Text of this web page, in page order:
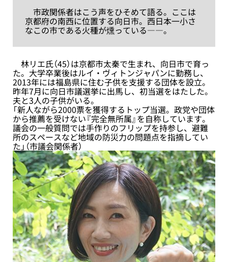
市政関係者はこう声をひそめて語る。ここは
京都府の南西に位置する向日市。西日本一小さ
なこの市である火種が燻っている――。
林リエ氏（45）は京都市太秦で生まれ、向日市で育っ
た。大学卒業後はルイ・ヴィトンジャパンに勤務し、
2013年には福島県に住む子供を支援する団体を設立。
昨年7月に向日市議選挙に出馬し、初当選をはたした。
夫と3人の子供がいる。
「新人ながら2000票を獲得するトップ当選。政党や団体
から推薦を受けない『完全無所属』を自称しています。
議会の一般質問では手作りのフリップを持参し、避難
所のスペースなど地域の防災力の問題点を指摘してい
た」（市議会関係者）